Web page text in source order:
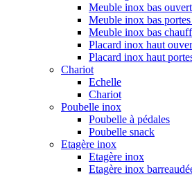
Meuble inox bas ouvert
Meuble inox bas
Meuble inox bas
Placard inox haut
Placard inox haut
Chariot
Echelle
Chariot
Poubelle inox
Poubelle à pédales
Poubelle snack
Etagère inox
Etagère inox
Etagère inox